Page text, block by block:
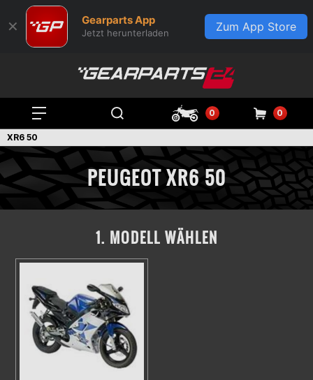
✕ Gearparts App
Jetzt herunterladen Zum App Store
0 0
XR6 50
PEUGEOT XR6 50
1. MODELL WÄHLEN